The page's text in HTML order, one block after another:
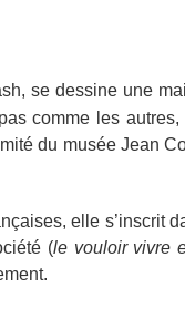
se dessine une
comme les
du musée Jean
elle s’inscrit
(le vouloir vivre